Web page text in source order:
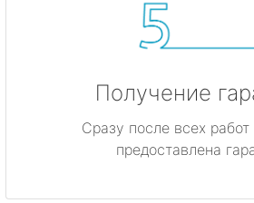
Получение
Сразу после всех
предоставлена